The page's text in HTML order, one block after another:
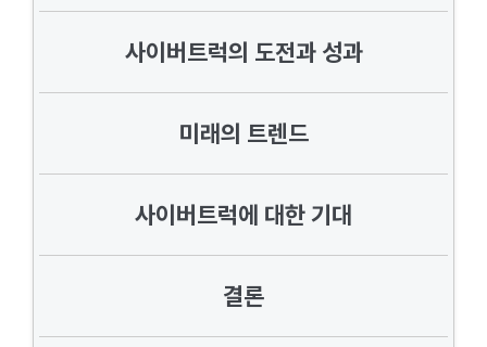
사이버트럭의 도전과 성과
미래의 트렌드
사이버트럭에 대한 기대
결론